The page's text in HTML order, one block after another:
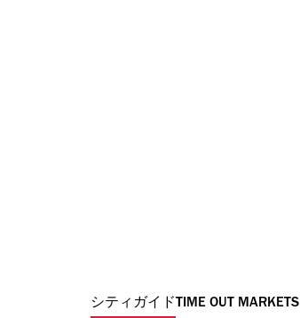
シティガイド TIME OUT MARKETS